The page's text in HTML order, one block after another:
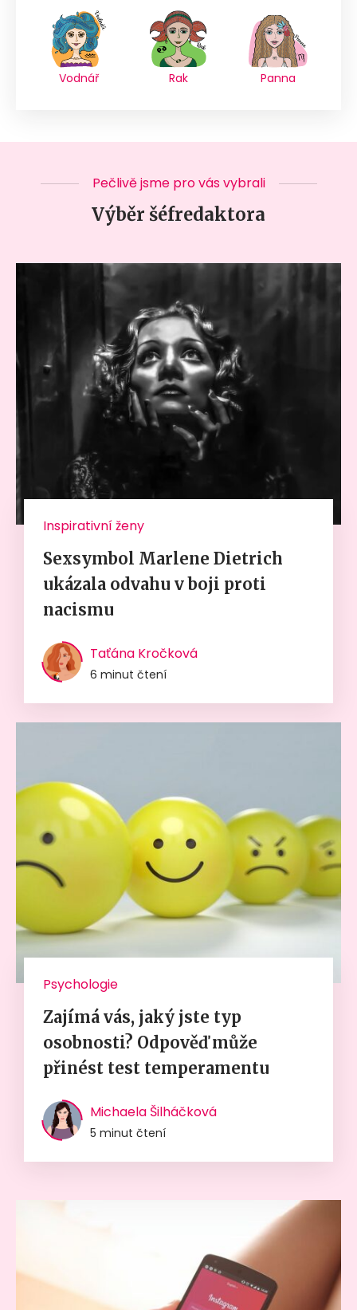
Vodnář Rak Panna
Pečlivě jsme pro vás vybrali
Výběr šéfredaktora
Inspirativní ženy
Sexsymbol Marlene Dietrich
ukázala odvahu v boji proti
nacismu
Taťána Kročková
6 minut čtení
Psychologie
Zajímá vás, jaký jste typ
osobnosti? Odpověď může
přinést test temperamentu
Michaela Šilháčková
5 minut čtení